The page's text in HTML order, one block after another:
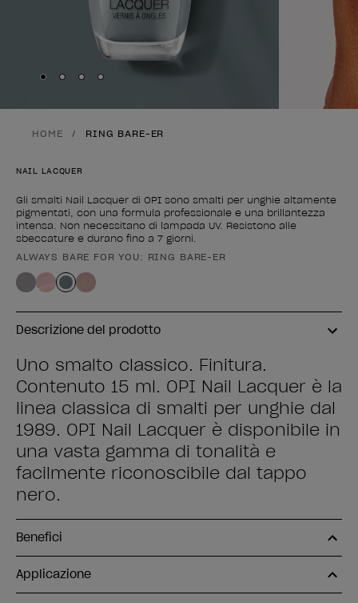
Skip to slide
Skip to slide
Skip to slide
Skip to slide
HOME RING BARE-ER
NAIL LACQUER
Gli smalti Nail Lacquer di OPI sono smalti per unghie altamente
pigmentati, con una formula professionale e una brillantezza
intensa. Non necessitano di lampada UV. Resistono alle
sbeccature e durano fino a 7 giorni.
Forma del prodotto
ALWAYS BARE FOR YOU: RING BARE-ER
Descrizione del prodotto
Uno smalto classico. Finitura.
Contenuto 15 ml. OPI Nail Lacquer è la
linea classica di smalti per unghie dal
1989. OPI Nail Lacquer è disponibile in
una vasta gamma di tonalità e
facilmente riconoscibile dal tappo
nero.
Benefici
Applicazione